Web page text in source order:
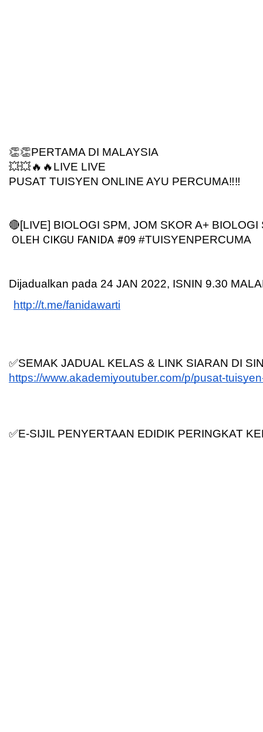
👏👏PERTAMA DI MALAYSIA
💥💥🔥🔥LIVE LIVE
PUSAT TUISYEN ONLINE AYU PERCUMA‼️‼️
🔴[LIVE] BIOLOGI SPM, JOM SKOR A+ BIOLOGI
OLEH CIKGU FANIDA #09 #TUISYENPERCUMA
Dijadualkan pada 24 JAN 2022, ISNIN 9.30
http://t.me/fanidawarti
✅SEMAK JADUAL KELAS & LINK SIARAN DI
https://www.akademiyoutuber.com/p/pusat-
✅E-SIJIL PENYERTAAN EDIDIK PERINGKAT